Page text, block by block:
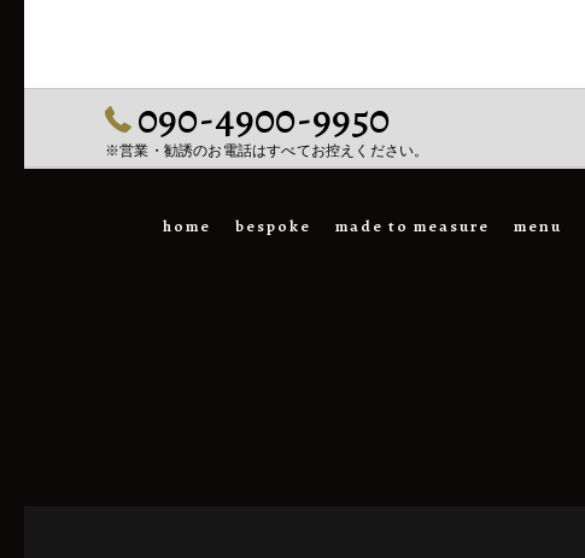
090-4900-9950
※営業・勧誘のお電話はすべてお控えください。
home bespoke made to measure menu